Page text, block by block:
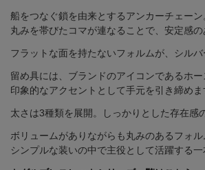
船をつなぐ鎖を由来とするアンカーチェーン
丸みを帯びたコマが連なることで、安定感
フラットな面を持たないフォルムが、シル
留め具には、ブランドのアイコンであるホー
印象的なアクセントとして手元を引き締めま
太さは3種類を展開。しっかりとした存在感
ボリュームがありながらも丸みのあるフォ
シンプルな装いの中で主役として活躍する一